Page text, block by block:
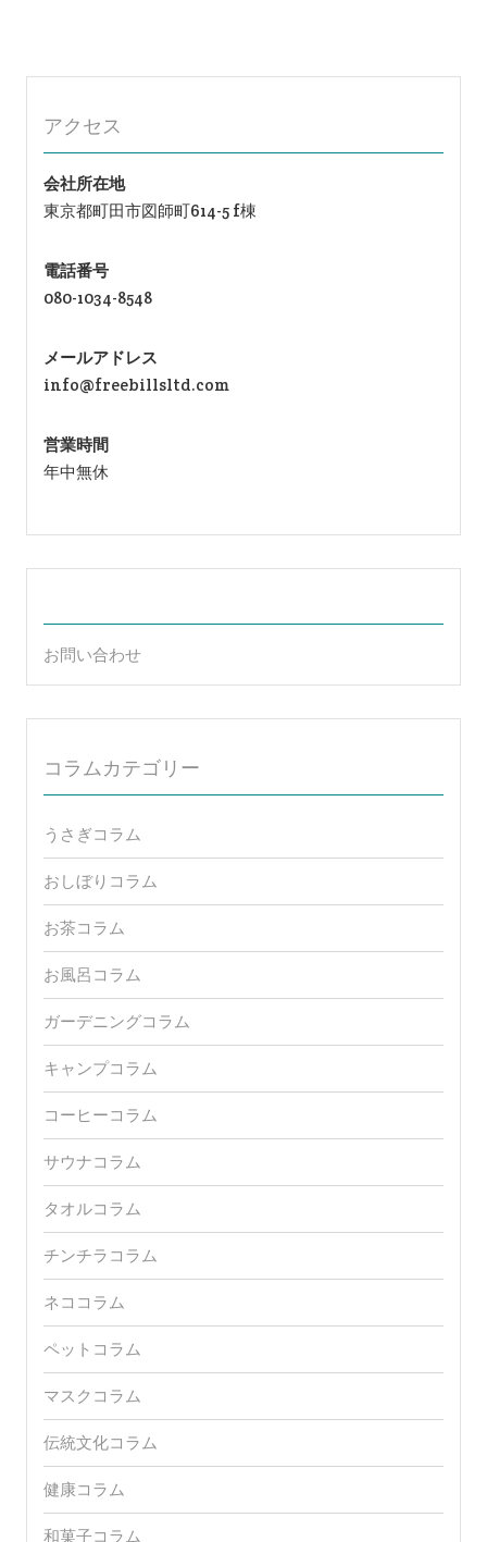
アクセス
会社所在地
東京都町田市図師町614-5 f棟
電話番号
080-1034-8548
メールアドレス
info@freebillsltd.com
営業時間
年中無休
お問い合わせ
コラムカテゴリー
うさぎコラム
おしぼりコラム
お茶コラム
お風呂コラム
ガーデニングコラム
キャンプコラム
コーヒーコラム
サウナコラム
タオルコラム
チンチラコラム
ネココラム
ペットコラム
マスクコラム
伝統文化コラム
健康コラム
和菓子コラム